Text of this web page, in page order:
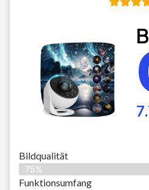
Bildqualität
75%
Funktionsumfang